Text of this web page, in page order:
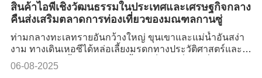
สินค้าไอพีเชิงวัฒนธรรมในประเทศและเศรษฐกิจกลาง
คืนส่งเสริมตลาดการท่องเที่ยวของมณฑลกานซู่
ท่ามกลางทะเลทรายอันกว้างใหญ่ ขุนเขาและแม่น้ำอันสง่า
งาม ทางเดินเหอซีได้หล่อเลี้ยงมรดกทางประวัติศาสตร์และ
วัฒนธรรมอันล้ำค่า ด่านเจียอวี้กวนเป็นจุดเริ่มต้นที่อยู่ทาง
ตะวันตกสุดของกำแพงเมืองจีน ถือเป็นป้อมปราการทาง
06-08-2025